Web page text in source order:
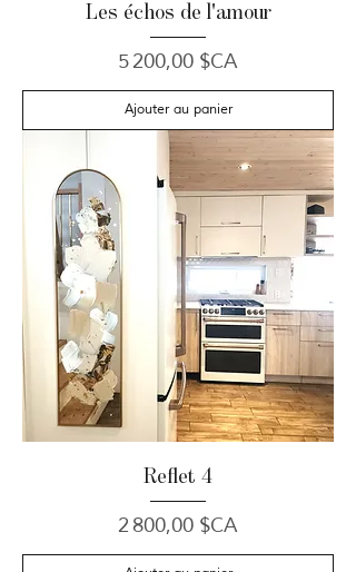
Les échos de l'amour
Prix
5 200,00 $CA
Ajouter au panier
Reflet 4
Prix
2 800,00 $CA